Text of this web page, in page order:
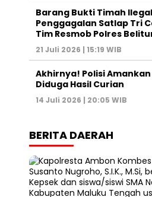
Barang Bukti Timah
Penggagalan Satlap Tri
Tim Resmob Polres
21 Juli 2026 | 15:19 WIB
Akhirnya! Polisi Amankan
Diduga Hasil Curian
14 Juli 2026 | 20:05 WIB
BERITA DAERAH